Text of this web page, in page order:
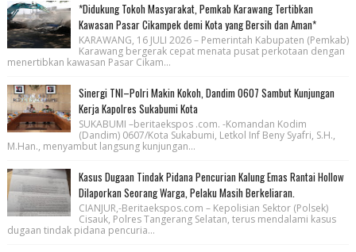
*Didukung Tokoh Masyarakat, Pemkab Karawang Tertibkan
Kawasan Pasar Cikampek demi Kota yang Bersih dan Aman*
KARAWANG, 16 JULI 2026 – Pemerintah Kabupaten (Pemkab)
Karawang bergerak cepat menata pusat perkotaan dengan
menertibkan kawasan Pasar Cikam...
Sinergi TNI–Polri Makin Kokoh, Dandim 0607 Sambut Kunjungan
Kerja Kapolres Sukabumi Kota
SUKABUMI –beritaekspos .com. -Komandan Kodim
(Dandim) 0607/Kota Sukabumi, Letkol Inf Beny Syafri, S.H.,
M.Han., menyambut langsung kunjungan...
Kasus Dugaan Tindak Pidana Pencurian Kalung Emas Rantai Hollow
Dilaporkan Seorang Warga, Pelaku Masih Berkeliaran.
CIANJUR,-Beritaekspos.com – Kepolisian Sektor (Polsek)
Cisauk, Polres Tangerang Selatan, terus mendalami kasus
dugaan tindak pidana pencuria...